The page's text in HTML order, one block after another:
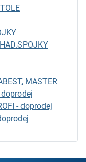
MASTER
doprodej
- doprodej